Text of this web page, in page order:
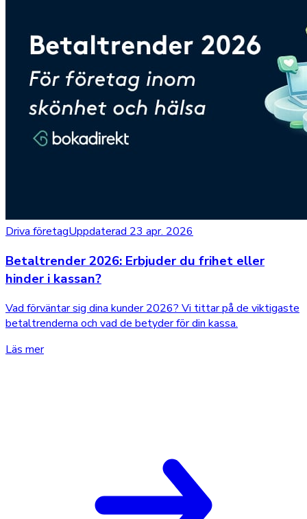
Driva företagUppdaterad 23 apr. 2026
Betaltrender 2026: Erbjuder du frihet eller
hinder i kassan?
Vad förväntar sig dina kunder 2026? Vi tittar på de viktigaste
betaltrenderna och vad de betyder för din kassa.
Läs mer